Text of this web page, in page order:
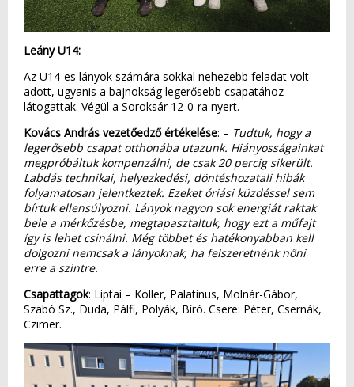
Leány U14:
Az U14-es lányok számára sokkal nehezebb feladat volt
adott, ugyanis a bajnokság legerősebb csapatához
látogattak. Végül a Soroksár 12-0-ra nyert.
Kovács András vezetőedző értékelése: – Tudtuk, hogy a
legerősebb csapat otthonába utazunk. Hiányosságainkat
megpróbáltuk kompenzálni, de csak 20 percig sikerült.
Labdás technikai, helyezkedési, döntéshozatali hibák
folyamatosan jelentkeztek. Ezeket óriási küzdéssel sem
bírtuk ellensúlyozni. Lányok nagyon sok energiát raktak
bele a mérkőzésbe, megtapasztaltuk, hogy ezt a műfajt
így is lehet csinálni. Még többet és hatékonyabban kell
dolgozni nemcsak a lányoknak, ha felszeretnénk nőni
erre a szintre.
Csapattagok: Liptai – Koller, Palatinus, Molnár-Gábor,
Szabó Sz., Duda, Pálfi, Polyák, Bíró. Csere: Péter, Csernák,
Czimer.